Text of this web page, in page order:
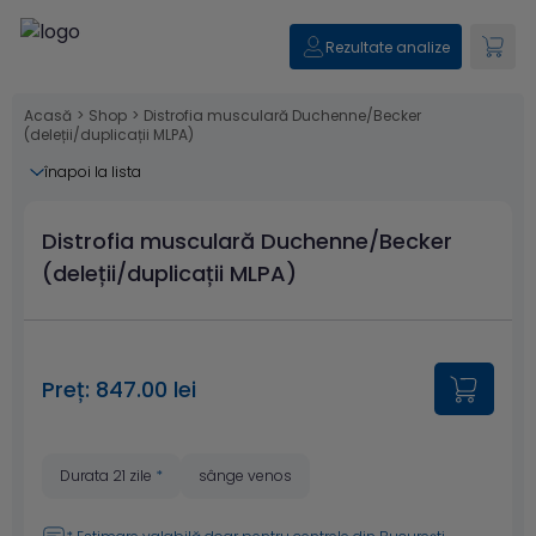
Rezultate analize
Acasă > Shop > Distrofia musculară Duchenne/Becker
(deleții/duplicații MLPA)
înapoi la lista
Distrofia musculară Duchenne/Becker
(deleții/duplicații MLPA)
Preț: 847.00 lei
Durata 21 zile * sânge venos